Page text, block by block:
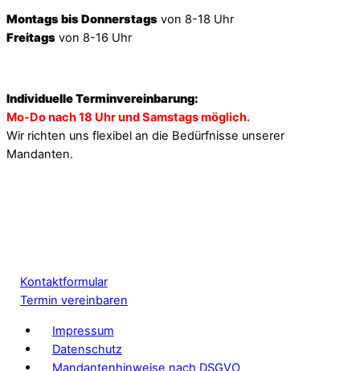
Montags bis Donnerstags von 8-18 Uhr
Freitags von 8-16 Uhr
Individuelle Terminvereinbarung:
Mo-Do nach 18 Uhr und Samstags möglich.
Wir richten uns flexibel an die Bedürfnisse unserer
Mandanten.
Kontaktformular
Termin vereinbaren
Impressum
Datenschutz
Mandantenhinweise nach DSGVO